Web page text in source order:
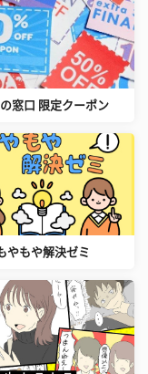
窓口 限定クーポン
やもや解決ゼミ